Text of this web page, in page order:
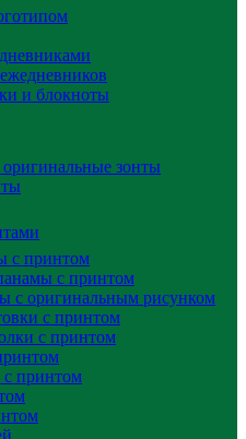
зонты
с принтом
с принтом
с оригинальным рисунком
с принтом
с принтом
принтом